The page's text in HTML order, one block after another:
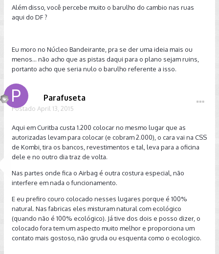
Além disso, você percebe muito o barulho do cambio nas ruas
aqui do DF ?
Eu moro no Núcleo Bandeirante, pra se der uma ideia mais ou
menos... não acho que as pistas daqui para o plano sejam ruins,
portanto acho que seria nulo o barulho referente a isso.
Parafuseta
Postado April 13, 2015
Aqui em Curitba custa 1.200 colocar no mesmo lugar que as
autorizadas levam para colocar (e cobram 2.000), o cara vai na CSS
de Kombi, tira os bancos, revestimentos e tal, leva para a oficina
dele e no outro dia traz de volta.
Nas partes onde fica o Airbag é outra costura especial, não
interfere em nada o funcionamento.
E eu prefiro couro colocado nesses lugares porque é 100%
natural. Nas fabricas eles misturam natural com ecológico
(quando não é 100% ecológico). Já tive dos dois e posso dizer, o
colocado fora tem um aspecto muito melhor e proporciona um
contato mais gostoso, não gruda ou esquenta como o ecologico.